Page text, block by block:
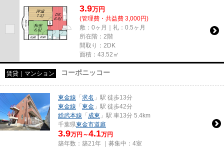
3.9万円
(管理費・共益費 3,000円)
敷：0ヶ月｜礼：0.5ヶ月
所在階：2階
間取り：2DK
面積：43.52㎡
賃貸｜マンション コーポニッコー
東金線 「求名 」駅 徒歩13分
東金線 「東金 」駅 徒歩42分
総武本線 「成東 」駅 車13分 5.4km
千葉県東金市道庭
3.9万円～4.1万円
築年数：築21年 ｜募集中： 4室